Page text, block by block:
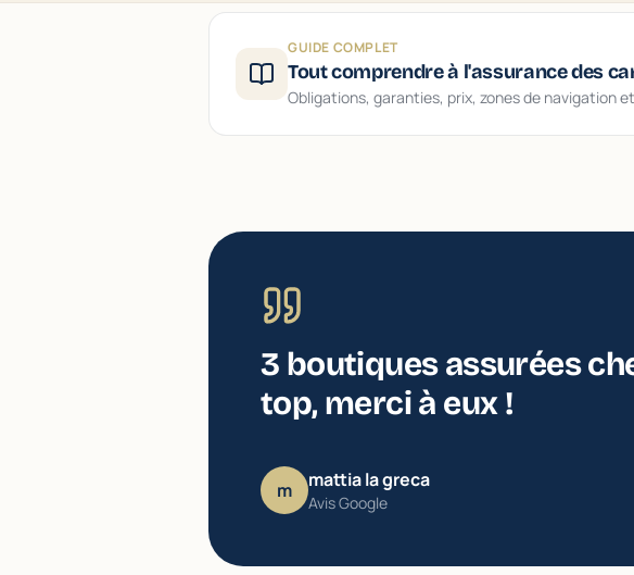
GUIDE COMPLET
Tout comprendre à l'assurance des
Obligations, garanties, prix, zones de navigation
3 boutiques assurées
top, merci à eux !
m mattia la greca
Avis Google